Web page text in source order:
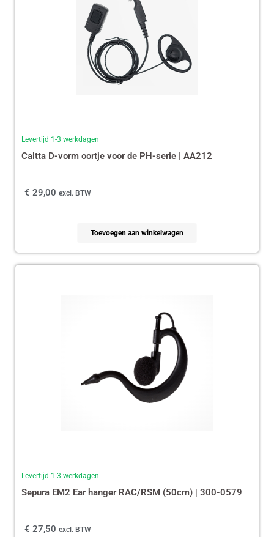
Levertijd 1-3 werkdagen
Caltta D-vorm oortje voor de PH-serie | AA212
€ 29,00 excl. BTW
Toevoegen aan winkelwagen
Levertijd 1-3 werkdagen
Sepura EM2 Ear hanger RAC/RSM (50cm) | 300-0579
€ 27,50 excl. BTW